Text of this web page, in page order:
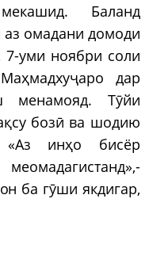
Баланд
аз омадани домоди
7-уми ноябри соли
дар
менамояд. Тӯйи
бозӣ ва шодию
«Аз инҳо бисёр
ба гӯши якдигар,